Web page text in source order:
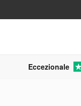
Eccezionale